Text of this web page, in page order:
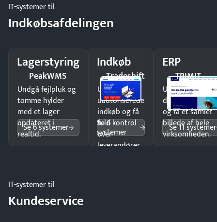
IT-systemer til
Indkøbsafdelingen
Lagerstyring
PeakWMS
Undgå fejlpluk og
tomme hylder
med et lager
opdateret i
realtid.
Se 6 systemer
Indkøb
Tradeshift
Undgå
uautoriserede
indkøb og få
fuld kontrol
over
leverandører
Se 6
systemer
ERP
TRIMIT
Undgå
og få ét samlet
billede af hele
virksomheden.
Se 11 systemer
IT-systemer til
Kundeservice